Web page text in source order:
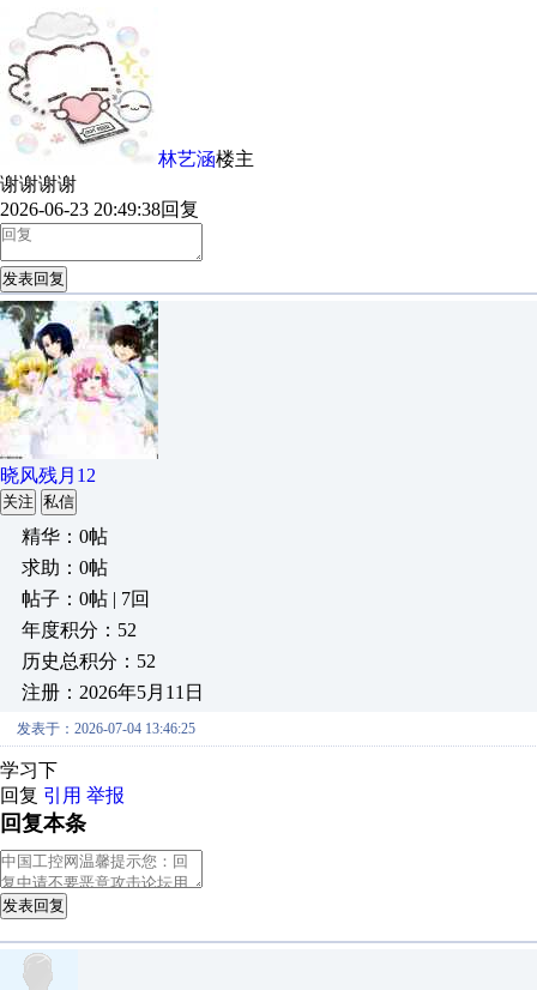
林艺涵楼主
谢谢谢谢
2026-06-23 20:49:38回复
发表回复
晓风残月12
关注 私信
精华：0帖
求助：0帖
帖子：0帖 | 7回
年度积分：52
历史总积分：52
注册：2026年5月11日
发表于：2026-07-04 13:46:25
学习下
回复 引用 举报
回复本条
发表回复